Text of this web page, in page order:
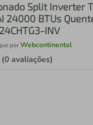
Split Inverter
24000 BTUs
INV
porWebcontinental
(0 avaliações)